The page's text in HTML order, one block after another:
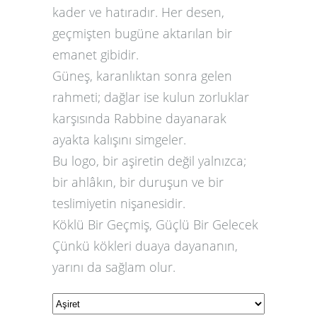
kader ve hatıradır. Her desen,
geçmişten bugüne aktarılan bir
emanet gibidir.
Güneş, karanlıktan sonra gelen
rahmeti; dağlar ise kulun zorluklar
karşısında Rabbine dayanarak
ayakta kalışını simgeler.
Bu logo, bir aşiretin değil yalnızca;
bir ahlâkın, bir duruşun ve bir
teslimiyetin nişanesidir.
Köklü Bir Geçmiş, Güçlü Bir Gelecek
Çünkü kökleri duaya dayananın,
yarını da sağlam olur.